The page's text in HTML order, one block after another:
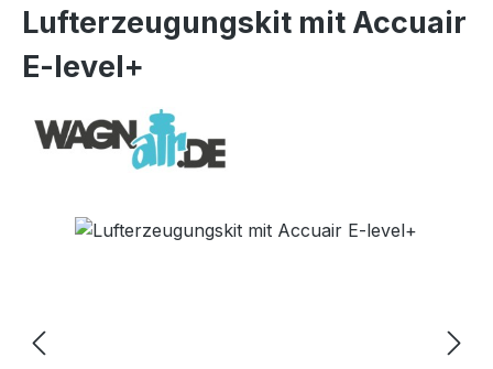
Lufterzeugungskit mit Accuair
E-level+
Bildergalerie überspringen